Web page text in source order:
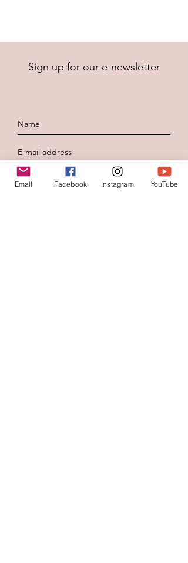
Sign up for our e-newsletter
To send
Email Facebook Instagram YouTube